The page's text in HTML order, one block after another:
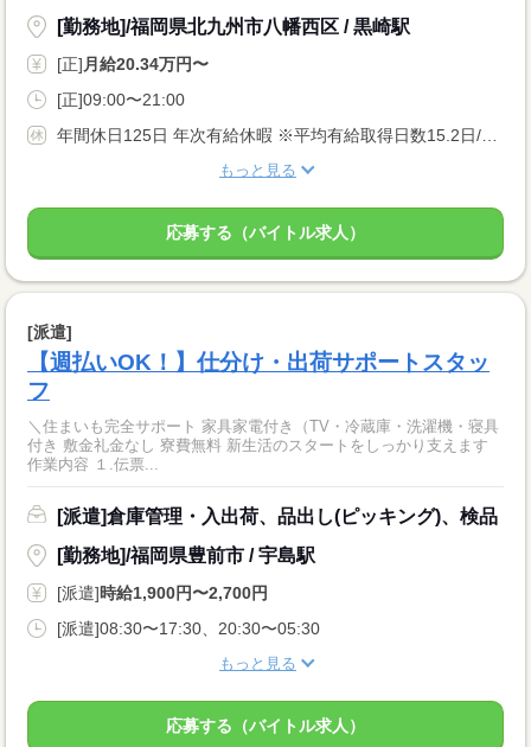
[勤務地]/福岡県北九州市八幡西区 / 黒崎駅
[正] 月給20.34万円〜
[正]09:00〜21:00
もっと見る
応募する（バイトル求人）
[派遣]
【週払いOK！】仕分け・出荷サポートスタッ
フ
＼住まいも完全サポート 家具家電付き（TV・冷蔵庫・洗濯機・寝具
付き 敷金礼金なし 寮費無料 新生活のスタートをしっかり支えます
作業内容 １.伝票...
[派遣]倉庫管理・入出荷、品出し(ピッキング)、検品
[勤務地]/福岡県豊前市 / 宇島駅
[派遣]時給1,900円〜2,700円
[派遣]08:30〜17:30、20:30〜05:30
もっと見る
応募する（バイトル求人）